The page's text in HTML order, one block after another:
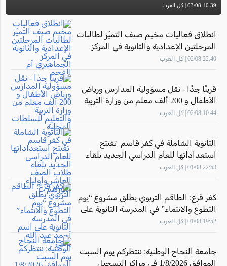
10:39 03/08 | كل العرب
انطلاق فعاليات مخيم صيف التميّز لطالبات
المرحلتين الإعدادية والثانوية في المركز
الجماهيري أم الفحم
22:40 02/08 | كل العرب
قريبًا جدًا - نقل مسؤولية المدارس ورياض
الأطفال و 200 ألف معلم من وزارة التربية
والتعليم للسلطات المحلية
10:44 02/08 | كل العرب
الثانوية الشاملة في كفر قاسم تفتتح
استعداداتها للعام الدراسي الجديد بلقاء
طلاب الصف العاشر وأولياء أمورهم
22:53 01/08 | كل العرب
كفر قرع: الطاقم التربوي يطلق مشروع “يوم
التطوع والانتماء” في المدرسة الثانوية على
اسم أحمد عبد الله يحيى
19:52 01/08 | كل العرب
جامعة النجاح الوطنية: ننتظركم يوم السبت
الموافق 1/8/2026 في مراكز التسجيل